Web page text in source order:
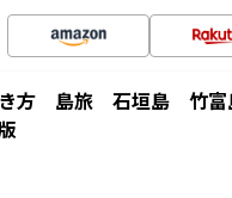
き方 島旅 石垣島 竹